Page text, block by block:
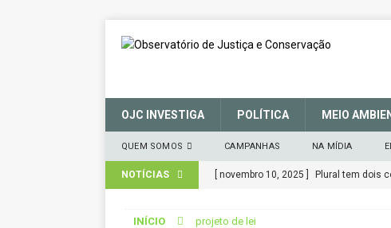
OJC INVESTIGA POLÍTICA MEIO
QUEM SOMOS CAMPANHAS NA MÍDIA
NOTÍCIAS [ novembro 10, 2025 ] Plural tem dois
INÍCIO projeto de lei